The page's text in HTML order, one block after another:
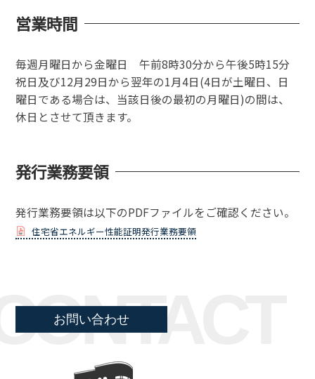
営業時間
毎週月曜日から金曜日 午前8時30分から午後5時15分
祝日及び12月29日から翌年の1月4日(4日が土曜日、日
曜日である場合は、当該日後の最初の月曜日)の間は、
休日とさせて頂きます。
発行業務要領
発行業務要領は以下のPDFファイルをご確認ください。
住宅省エネルギー性能証明発行業務要領
お問い合わせ